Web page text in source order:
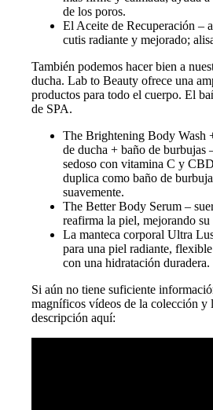
de los poros.
El Aceite de Recuperación –
cutis radiante y mejorado;
También podemos hacer bien a
ducha. Lab to Beauty ofrece una
productos para todo el cuerpo. El
de SPA.
The Brightening Body Wash
de ducha + baño de burbujas
sedoso con vitamina C y
duplica como baño de
suavemente.
The Better Body Serum –
reafirma la piel, mejorando
La manteca corporal Ultra
para una piel radiante,
con una hidratación duradera.
Si aún no tiene suficiente
magníficos vídeos de la colección y
descripción aquí: